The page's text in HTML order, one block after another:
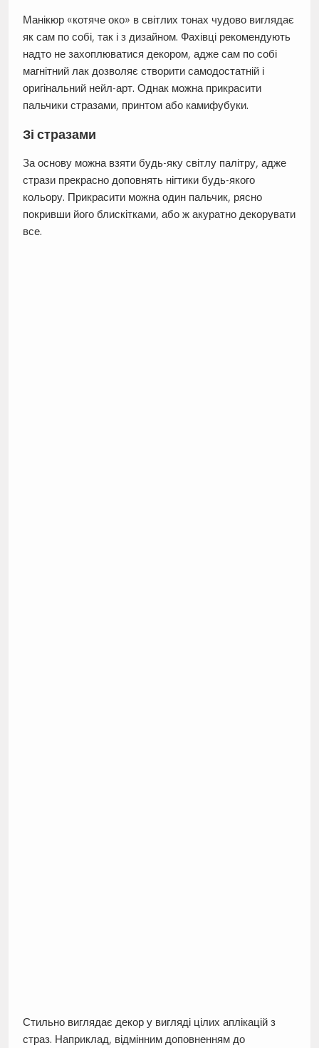
Манікюр «котяче око» в світлих тонах чудово виглядає
як сам по собі, так і з дизайном. Фахівці рекомендують
надто не захоплюватися декором, адже сам по собі
магнітний лак дозволяє створити самодостатній і
оригінальний нейл-арт. Однак можна прикрасити
пальчики стразами, принтом або камифубуки.
Зі стразами
За основу можна взяти будь-яку світлу палітру, адже
стрази прекрасно доповнять нігтики будь-якого
кольору. Прикрасити можна один пальчик, рясно
покривши його блискітками, або ж акуратно декорувати
все.
Стильно виглядає декор у вигляді цілих аплікацій з
страз. Наприклад, відмінним доповненням до